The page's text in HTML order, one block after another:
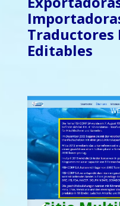
Editables